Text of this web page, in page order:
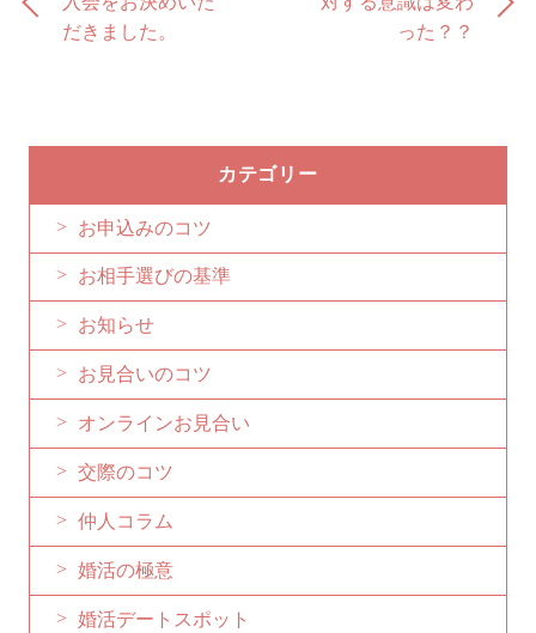
だきました。
った？？
カテゴリー
お申込みのコツ
お相手選びの基準
お知らせ
お見合いのコツ
オンラインお見合い
交際のコツ
仲人コラム
婚活の極意
婚活デートスポット